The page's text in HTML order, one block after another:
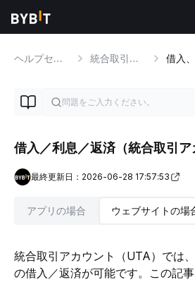
ヘルプセンター 統合取引アカウント
借入／利息／返済（統合取引ア
最終更新日：2026-06-28 17:57:53
アプリの場合 ウェブサイトの場
統合取引アカウント（UTA）では
の借入／返済が可能です。この記